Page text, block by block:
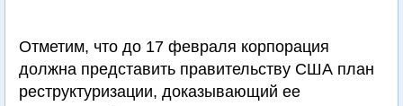
Отметим, что до 17 февраля корпорация
должна представить правительству США план
реструктуризации, доказывающий ее